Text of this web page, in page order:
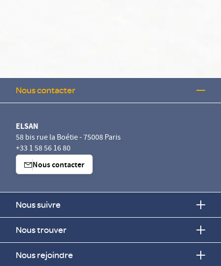
Nous contacter
ELSAN
58 bis rue la Boétie - 75008 Paris
+33 1 58 56 16 80
Nous contacter
Nous suivre
Nous trouver
Nous rejoindre